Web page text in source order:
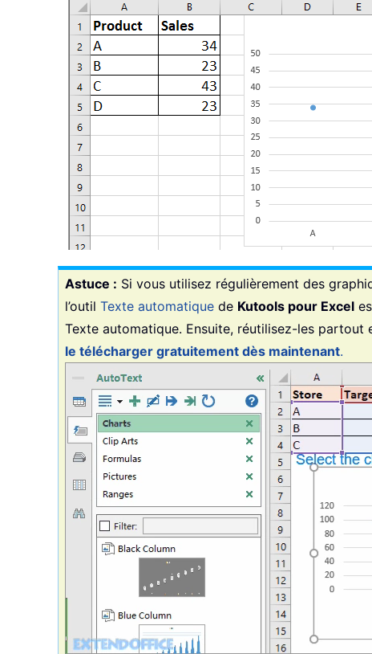
Astuce : Si vous utilisez régulièrement des
l’outil Texte automatique de Kutools pour Excel
Texte automatique. Ensuite, réutilisez-les partout
le télécharger gratuitement dès maintenant.